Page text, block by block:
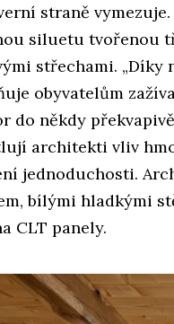
straně
siluetu tvořenou
střechami. „Díky
obyvatelům
do někdy
architekti vliv
jednoduchosti.
bílými hladkými
CLT panely.